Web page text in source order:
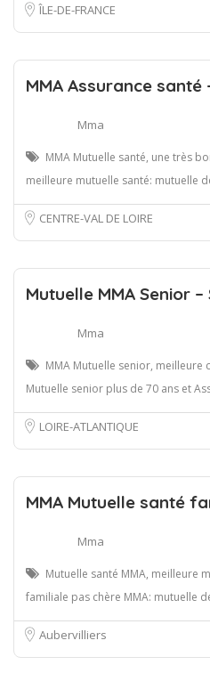
ÎLE-DE-FRANCE
MMA Assurance santé
Mma
MMA Mutuelle santé, une très
meilleure mutuelle santé: mutuelle
CENTRE-VAL DE LOIRE
Mutuelle MMA Senior
Mma
MMA Mutuelle senior,
Mutuelle senior plus de 70 ans et
LOIRE-ATLANTIQUE
MMA Mutuelle santé
Mma
Mutuelle santé MMA, meilleure
familiale pas chère MMA: mutuelle
Aubervilliers